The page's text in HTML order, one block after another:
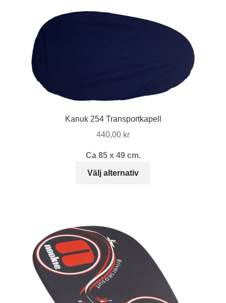
Kanuk 254 Transportkapell
440,00 kr
Ca 85 x 49 cm.
Välj alternativ
olika
alternativen
väljas